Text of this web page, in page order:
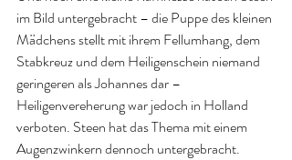
im Bild untergebracht – die Puppe des kleinen
Mädchens stellt mit ihrem Fellumhang, dem
Stabkreuz und dem Heiligenschein niemand
geringeren als Johannes dar –
Heiligenvereherung war jedoch in Holland
verboten. Steen hat das Thema mit einem
Augenzwinkern dennoch untergebracht.